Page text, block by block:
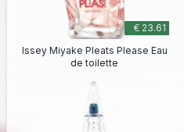
€ 23.61
Issey Miyake Pleats Please Eau
de toilette